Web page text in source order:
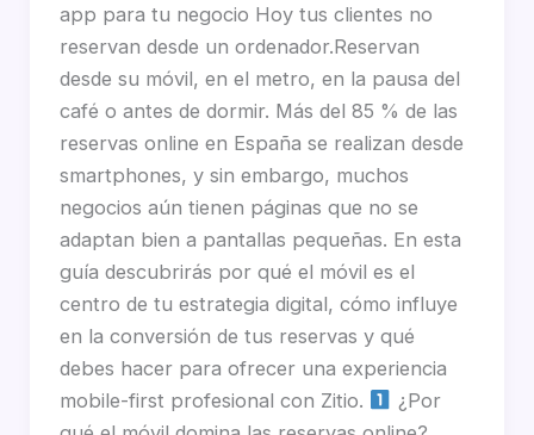
app para tu negocio Hoy tus clientes no
reservan desde un ordenador.Reservan
desde su móvil, en el metro, en la pausa del
café o antes de dormir. Más del 85 % de las
reservas online en España se realizan desde
smartphones, y sin embargo, muchos
negocios aún tienen páginas que no se
adaptan bien a pantallas pequeñas. En esta
guía descubrirás por qué el móvil es el
centro de tu estrategia digital, cómo influye
en la conversión de tus reservas y qué
debes hacer para ofrecer una experiencia
mobile-first profesional con Zitio.
¿Por